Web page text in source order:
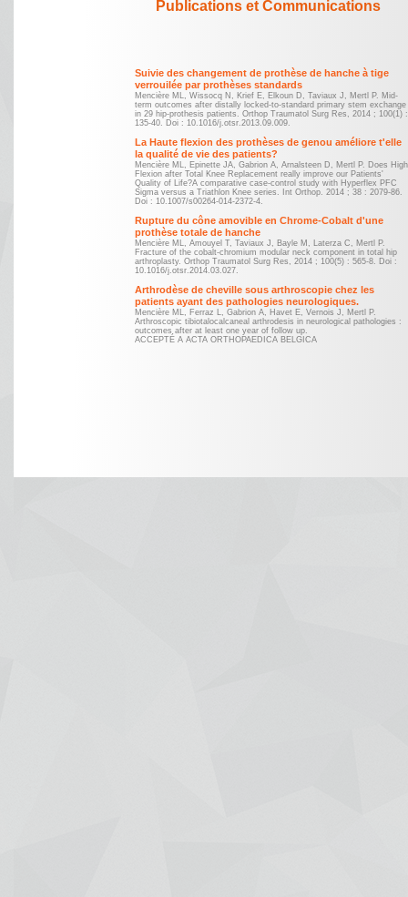
Suivie des changement de prothèse de hanche à tige
verrouilée par prothèses standards
Mencière ML, Wissocq N, Krief E, Elkoun D, Taviaux J, Mertl P. Mid-
term outcomes after distally locked-to-standard primary stem exchange
in 29 hip-prothesis patients. Orthop Traumatol Surg Res, 2014 ; 100(1) :
135-40. Doi : 10.1016/j.otsr.2013.09.009.
La Haute flexion des prothèses de genou améliore t'elle
la qualité de vie des patients?
Mencière ML, Epinette JA, Gabrion A, Arnalsteen D, Mertl P. Does High
Flexion after Total Knee Replacement really improve our Patients'
Quality of Life?A comparative case-control study with Hyperflex PFC
Sigma versus a Triathlon Knee series. Int Orthop. 2014 ; 38 : 2079-86.
Doi : 10.1007/s00264-014-2372-4.
Rupture du cône amovible en Chrome-Cobalt d'une
prothèse totale de hanche
Mencière ML, Amouyel T, Taviaux J, Bayle M, Laterza C, Mertl P.
Fracture of the cobalt-chromium modular neck component in total hip
arthroplasty. Orthop Traumatol Surg Res, 2014 ; 100(5) : 565-8. Doi :
10.1016/j.otsr.2014.03.027.
Arthrodèse de cheville sous arthroscopie chez les
patients ayant des pathologies neurologiques.
Mencière ML, Ferraz L, Gabrion A, Havet E, Vernois J, Mertl P.
Arthroscopic tibiotalocalcaneal arthrodesis in neurological pathologies :
outcomes after at least one year of follow up.
ACCEPTÉ A ACTA ORTHOPAEDICA BELGICA
Publications et Communications
03 60 125 225
Mardi: 9h00 - 12h00 et 14h00
Mercredi: 9h00
d'inscription à l'ordre des
Jeudi: 9h00 - 12h00 et
10100551018
Samedi: 9h00 - 12h00